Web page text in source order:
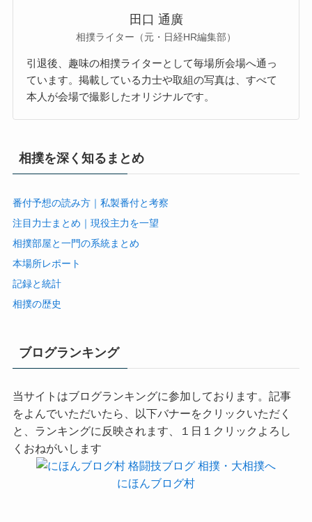
田口 通廣
相撲ライター（元・日経HR編集部）
引退後、趣味の相撲ライターとして毎場所会場へ通っ
ています。掲載している力士や取組の写真は、すべて
本人が会場で撮影したオリジナルです。
相撲を深く知るまとめ
番付予想の読み方｜私製番付と考察
注目力士まとめ｜現役主力を一望
相撲部屋と一門の系統まとめ
本場所レポート
記録と統計
相撲の歴史
ブログランキング
当サイトはブログランキングに参加しております。記事
をよんでいただいたら、以下バナーをクリックいただく
と、ランキングに反映されます、１日１クリックよろし
くおねがいします
にほんブログ村